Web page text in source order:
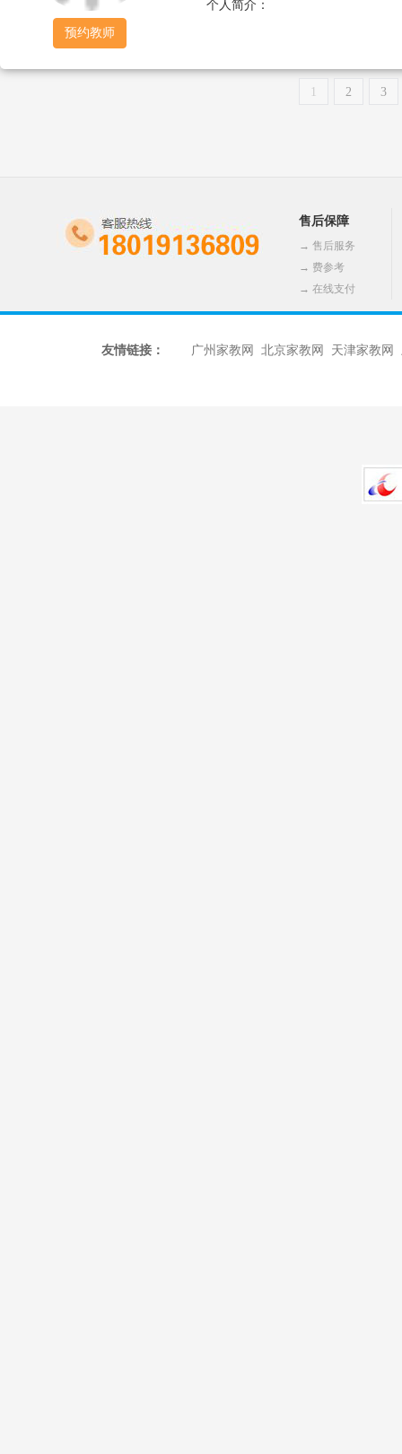
预约教师
个人简介：
2 3
售后保障
→ 售后服务
→ 费参考
→ 在线支付
友情链接： 广州家教网 北京家教网 天津家教网